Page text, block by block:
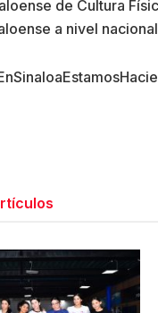
de Cultura
a nivel